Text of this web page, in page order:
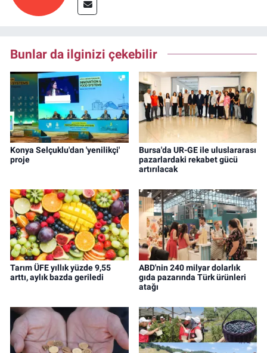
Bunlar da ilginizi çekebilir
Konya Selçuklu'dan 'yenilikçi'
proje
Bursa'da UR-GE ile uluslararası
pazarlardaki rekabet gücü
artırılacak
Tarım ÜFE yıllık yüzde 9,55
arttı, aylık bazda geriledi
ABD'nin 240 milyar dolarlık
gıda pazarında Türk ürünleri
atağı